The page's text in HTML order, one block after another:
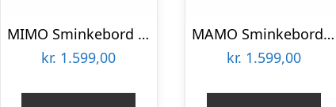
MIMO Sminkebord med spejl 65x35cm sorte ben / hvid
kr. 1.599,00
MAMO Sminkebord med spejl, 65x35cm, Hvid
kr. 1.599,00